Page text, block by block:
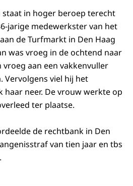
staat in hoger beroep terecht
jarige medewerkster van het
de Turfmarkt in Den Haag
was vroeg in de ochtend naar
aan een vakkenvuller
Vervolgens viel hij het
haar neer. De vrouw werkte op
ter plaatse.
de rechtbank in Den
van tien jaar en tbs